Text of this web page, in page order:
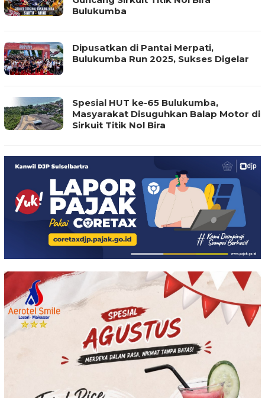
Bulukumba
Dipusatkan di Pantai Merpati,
Bulukumba Run 2025, Sukses Digelar
Spesial HUT ke-65 Bulukumba,
Masyarakat Disuguhkan Balap Motor di
Sirkuit Titik Nol Bira